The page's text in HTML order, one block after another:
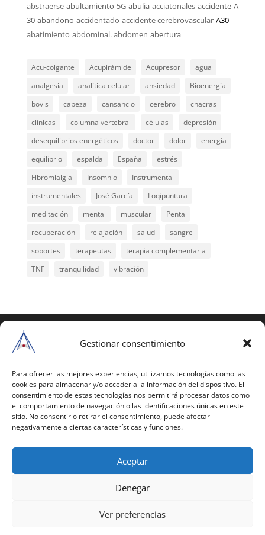
Gestionar consentimiento
Para ofrecer las mejores experiencias, utilizamos tecnologías como las
cookies para almacenar y/o acceder a la información del dispositivo. El
consentimiento de estas tecnologías nos permitirá procesar datos como
el comportamiento de navegación o las identificaciones únicas en este
sitio. No consentir o retirar el consentimiento, puede afectar
negativamente a ciertas características y funciones.
Aceptar
Denegar
Ver preferencias
abstraerse abultamiento 5G abulia acciatonales accidente A
30 abandono accidentado accidente cerebrovascular A30
abatimiento abdominal. abdomen abertura
Acu-colgante Acupirámide Acupresor
agua
analgesia
analítica celular ansiedad
Bioenergía
bovis
cabeza cansancio cerebro
chacras
clínicas
columna vertebral células
depresión
desequilibrios energéticos
doctor dolor
energía
equilibrio
espalda España
estrés
Fibromialgia
Insomnio
Instrumental
instrumentales
José García
Loqipuntura
meditación
mental muscular
Penta
recuperación
relajación salud
sangre
soportes
terapeutas
terapia complementaria
TNF
tranquilidad vibración
reservados
estas páginas o parte de ellas, necesita pedir
autorización por escrito a Mario Gil Sánchez.
Todos los instrumentales están PATENTADOS.
Web inaugurada en 2002 (última actualización en
Política de Privacidad